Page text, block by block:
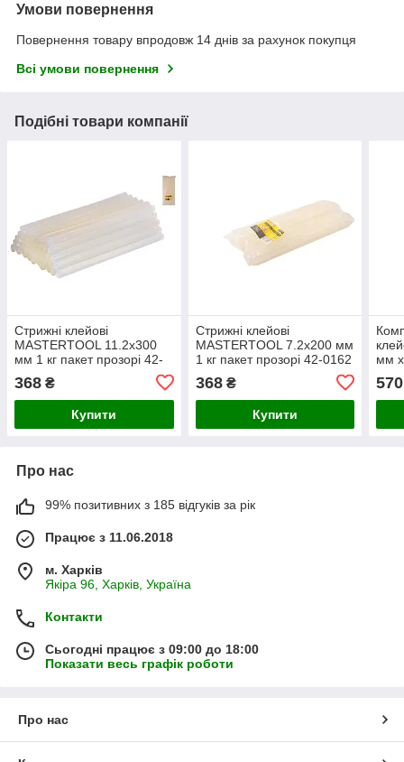
Умови повернення
Повернення товару впродовж 14 днів за рахунок покупця
Всі умови повернення
Подібні товари компанії
Стрижні клейові
MASTERTOOL 11.2х300
мм 1 кг пакет прозорі 42-
368 ₴
Купити
Стрижні клейові
MASTERTOOL 7.2х200 мм
1 кг пакет прозорі 42-0162
368₴
Купити
мм
570
Про нас
99% позитивних з 185 відгуків за рік
Працює з 11.06.2018
м. Харків
Якіра 96, Харків, Україна
Контакти
Сьогодні працює з 09:00 до 18:00
Показати весь графік роботи
Про нас